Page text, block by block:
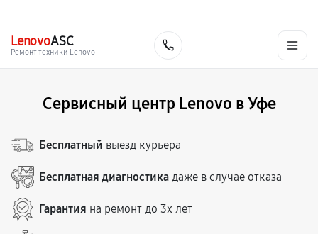
LenovoASC
Ремонт техники Lenovo
Сервисный центр Lenovo в Уфе
Бесплатный выезд курьера
Бесплатная диагностика даже в случае отказа
Гарантия на ремонт до 3х лет